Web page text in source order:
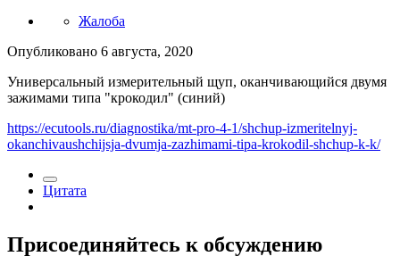
Жалоба
Опубликовано 6 августа, 2020
Универсальный измерительный щуп, оканчивающийся двумя
зажимами типа "крокодил" (синий)
https://ecutools.ru/diagnostika/mt-pro-4-1/shchup-izmeritelnyj-
okanchivaushchijsja-dvumja-zazhimami-tipa-krokodil-shchup-k-k/
Цитата
Присоединяйтесь к обсуждению